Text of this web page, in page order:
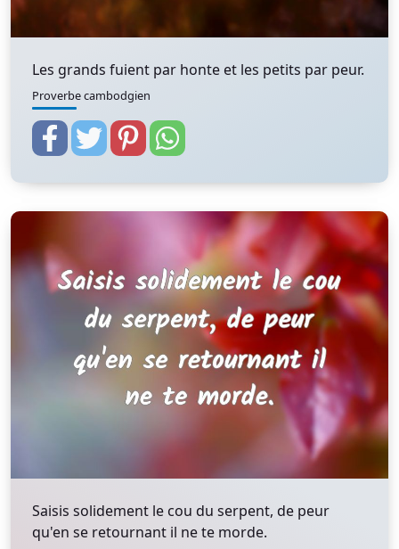
Les grands fuient par honte et les petits par peur.
Proverbe cambodgien
Saisis solidement le cou du serpent, de peur
qu'en se retournant il ne te morde.